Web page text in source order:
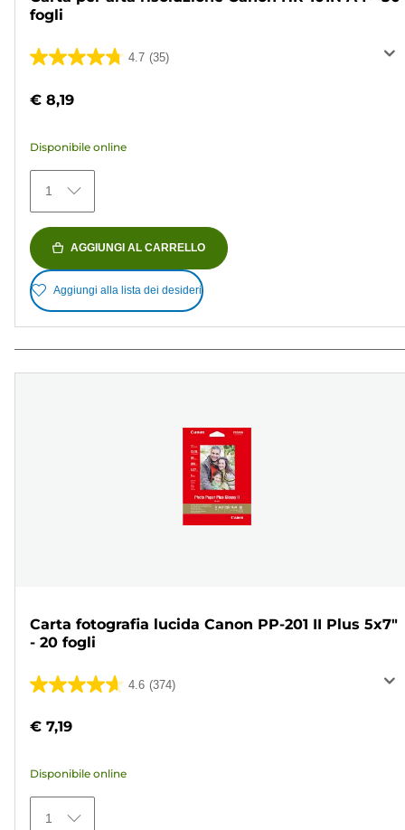
fogli
4.7 (35)
4.7
5
35
recensioni
€ 8,19
Disponibile online
1
AGGIUNGI AL CARRELLO
Aggiungi alla lista dei desideri
Carta fotografia lucida Canon PP-201 II Plus 5x7"
- 20 fogli
4.6 (374)
4.6
5
374
recensioni
€ 7,19
Disponibile online
1